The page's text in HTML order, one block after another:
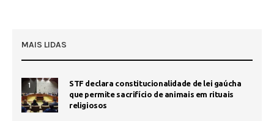
MAIS LIDAS
1
STF declara constitucionalidade de lei gaúcha
que permite sacrifício de animais em rituais
religiosos